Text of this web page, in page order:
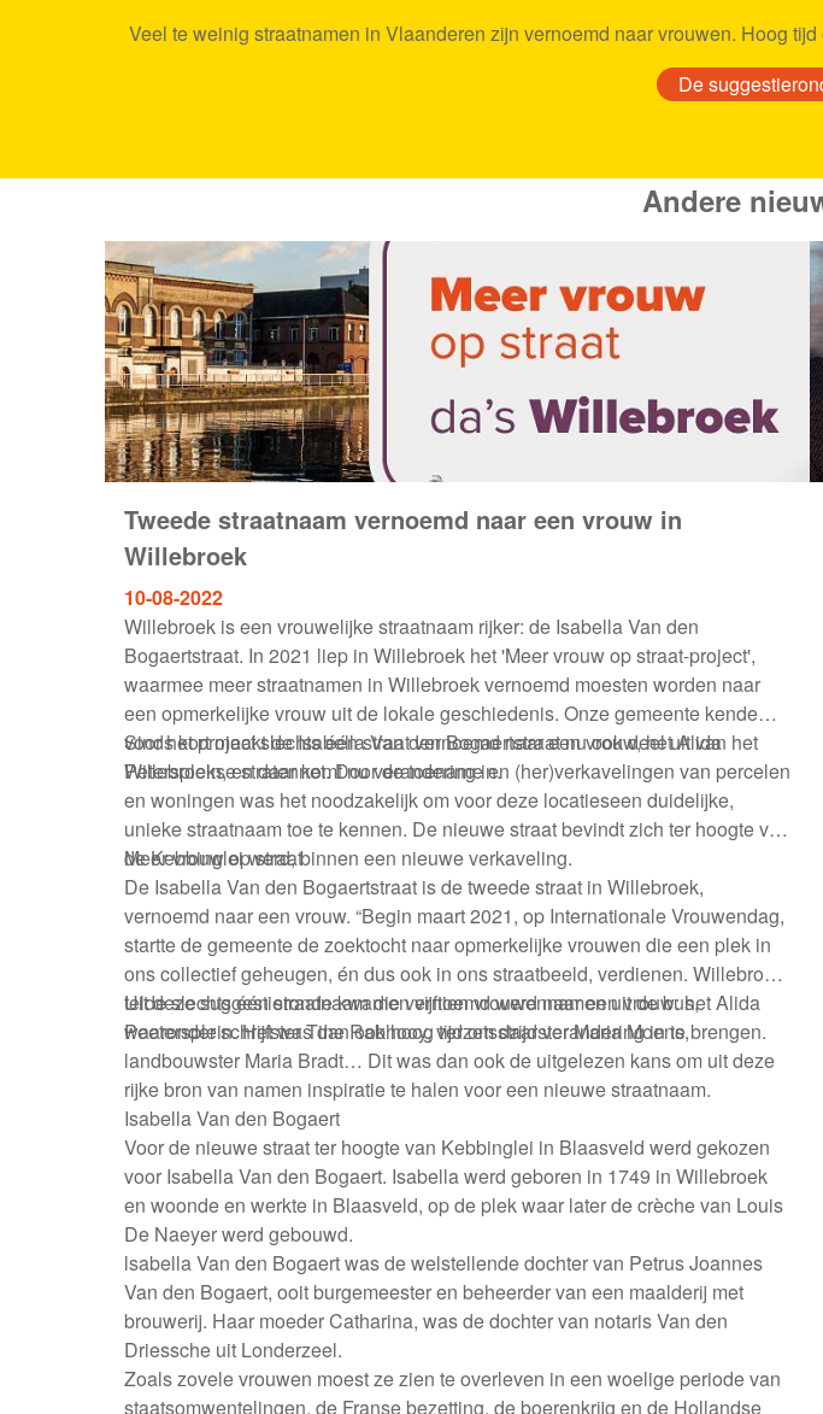
Veel te weinig straatnamen in Vlaanderen zijn vernoemd naar vrouwen. Hoog
De
Andere
Tweede straatnaam vernoemd naar een vrouw in
Willebroek
10-08-2022
Willebroek is een vrouwelijke straatnaam rijker: de Isabella Van den
Bogaertstraat. In 2021 liep in Willebroek het 'Meer vrouw op straat-project',
waarmee meer straatnamen in Willebroek vernoemd moesten worden naar
een opmerkelijke vrouw uit de lokale geschiedenis. Onze gemeente kende
voor het project slechts één straat vernoemd naar een vrouw, het Alida
Petersplein, en daar komt nu verandering in.
Sinds kort maakt de Isabella Van den Bogaertstraat nu ook deel uit van het
Willebroekse stratennet. Door de toename en (her)verkavelingen van percelen
en woningen was het noodzakelijk om voor deze locatieseen duidelijke,
unieke straatnaam toe te kennen. De nieuwe straat bevindt zich ter hoogte van
de Kebbinglei werd, binnen een nieuwe verkaveling.
Meer vrouw op straat
De Isabella Van den Bogaertstraat is de tweede straat in Willebroek,
vernoemd naar een vrouw. “Begin maart 2021, op Internationale Vrouwendag,
startte de gemeente de zoektocht naar opmerkelijke vrouwen die een plek in
ons collectief geheugen, én dus ook in ons straatbeeld, verdienen. Willebroek
telde slechts één straatnaam die vernoemd werd naar een vrouw: het Alida
Peetersplein. Het was dan ook hoog tijd om daar verandering in te brengen.
Uit deze suggestieronde kwamen vijftien vrouwennamen uit de bus,
waaronder schrijfster Tine Rabhooy, verzetsstrijdster Maria Moens,
landbouwster Maria Bradt… Dit was dan ook de uitgelezen kans om uit deze
rijke bron van namen inspiratie te halen voor een nieuwe straatnaam.
Isabella Van den Bogaert
Voor de nieuwe straat ter hoogte van Kebbinglei in Blaasveld werd gekozen
voor Isabella Van den Bogaert. Isabella werd geboren in 1749 in Willebroek
en woonde en werkte in Blaasveld, op de plek waar later de crèche van Louis
De Naeyer werd gebouwd.
lsabella Van den Bogaert was de welstellende dochter van Petrus Joannes
Van den Bogaert, ooit burgemeester en beheerder van een maalderij met
brouwerij. Haar moeder Catharina, was de dochter van notaris Van den
Driessche uit Londerzeel.
Zoals zovele vrouwen moest ze zien te overleven in een woelige periode van
staatsomwentelingen, de Franse bezetting, de boerenkrijg en de Hollandse